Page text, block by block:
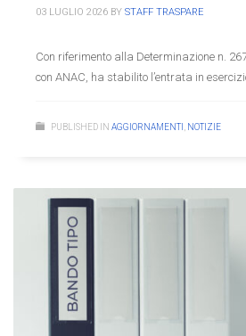
03 LUGLIO 2026 BY STAFF TRASPARE
Con riferimento alla Determinazione n.
con ANAC, ha stabilito l’entrata in
PUBLISHED IN AGGIORNAMENTI NOTIZIE